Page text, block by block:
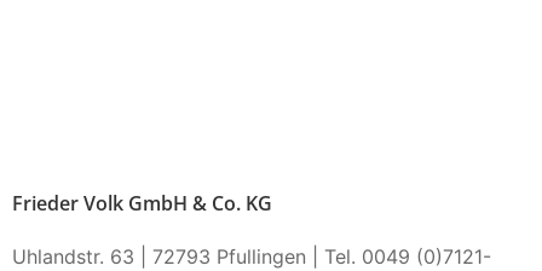
Frieder Volk GmbH & Co. KG
Uhlandstr. 63 | 72793 Pfullingen | Tel. 0049 (0)7121-